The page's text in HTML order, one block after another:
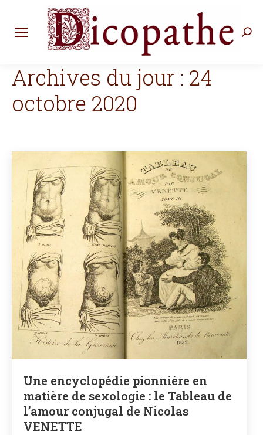
Archives du jour : 24
octobre 2020
Une encyclopédie pionnière en
matière de sexologie : le Tableau de
l’amour conjugal de Nicolas
VENETTE